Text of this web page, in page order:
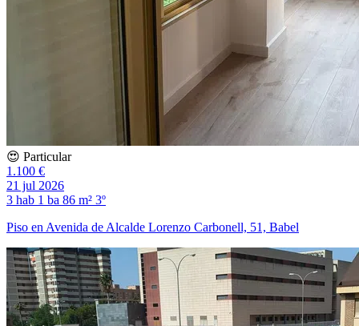
😍 Particular
1.100 €
21 jul 2026
3 hab 1 ba 86 m² 3º
Piso en Avenida de Alcalde Lorenzo Carbonell, 51, Babel